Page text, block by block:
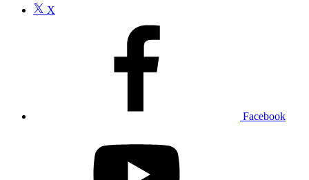
X
Facebook